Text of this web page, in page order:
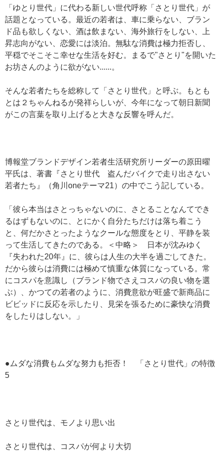
「ゆとり世代」に代わる新しい世代呼称「さとり世代」が
話題となっている。最近の若者は、車に乗らない、ブラン
ド品も欲しくない、酒は飲まない、海外旅行をしない、上
昇志向がない、恋愛には淡泊。無駄な消費は極力拒否し、
平穏でそこそこ幸せな生活を好む。まるで"さとり"を開いた
お坊さんのように欲がない......。
そんな若者たちを総称して「さとり世代」と呼ぶ。もとも
とは２ちゃんねるが発祥らしいが、今年になって朝日新聞
がこの言葉を取り上げると大きな反響を呼んだ。
博報堂ブランドデザイン若者生活研究所リーダーの原田曜
平氏は、著書『さとり世代 盗んだバイクで走り出さない
若者たち』（角川oneテーマ21）の中でこう記している。
「彼ら本当はさとっちゃないのに、さとることなんてでき
るはずもないのに、とにかく自分たちだけは落ち着こう
と、何だかさとったようなクールな態度をとり、平静を装
って生活してきたのである。＜中略＞ 日本が沈みゆく
『失われた20年』に、彼らは人生の大半を過ごしてきた。
だから彼らは消費には極めて慎重な体質になっている。常
にコスパを意識し（ブランド物でさえコスパの良い物を選
ぶ）、かつての若者のように、消費意欲が旺盛で新商品に
ビビッドに反応を示したり、見栄を張るために豪快な消費
をしたりはしない。」
●ムダな消費もムダな努力も拒否！ 「さとり世代」の特徴
5
さとり世代は、モノより思い出
さとり世代は、コスパが何より大切